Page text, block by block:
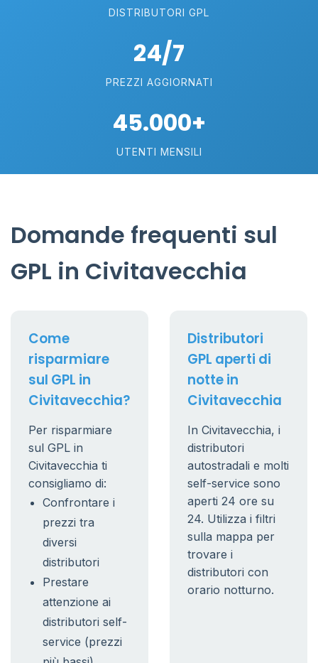
DISTRIBUTORI GPL
24/7
PREZZI AGGIORNATI
45.000+
UTENTI MENSILI
Domande frequenti sul
GPL in Civitavecchia
Come
risparmiare
sul GPL in
Civitavecchia?
Per risparmiare
sul GPL in
Civitavecchia ti
consigliamo di:
Confrontare i
prezzi tra
diversi
distributori
Prestare
attenzione ai
distributori self-
service (prezzi
Distributori
GPL aperti di
notte in
Civitavecchia
In Civitavecchia, i
distributori
autostradali e molti
self-service sono
aperti 24 ore su
24. Utilizza i filtri
sulla mappa per
trovare i
distributori con
orario notturno.